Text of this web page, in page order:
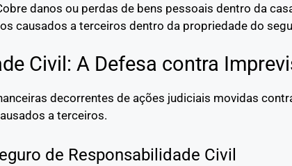
danos ou perdas de bens pessoais dentro da
causados a terceiros dentro da propriedade do
Civil: A Defesa contra
decorrentes de ações judiciais movidas
a terceiros.
de Responsabilidade Civil